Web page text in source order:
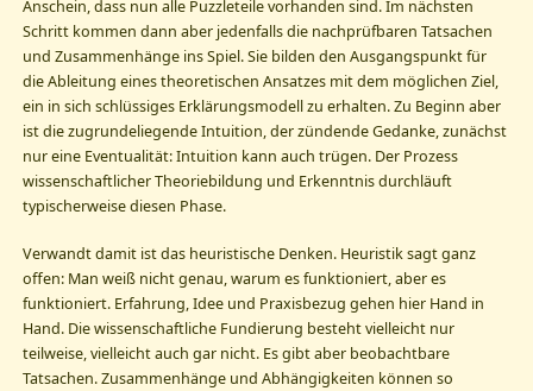
Anschein, dass nun alle Puzzleteile vorhanden sind. Im nächsten
Schritt kommen dann aber jedenfalls die nachprüfbaren Tatsachen
und Zusammenhänge ins Spiel. Sie bilden den Ausgangspunkt für
die Ableitung eines theoretischen Ansatzes mit dem möglichen Ziel,
ein in sich schlüssiges Erklärungsmodell zu erhalten. Zu Beginn aber
ist die zugrundeliegende Intuition, der zündende Gedanke, zunächst
nur eine Eventualität: Intuition kann auch trügen. Der Prozess
wissenschaftlicher Theoriebildung und Erkenntnis durchläuft
typischerweise diesen Phase.
Verwandt damit ist das heuristische Denken. Heuristik sagt ganz
offen: Man weiß nicht genau, warum es funktioniert, aber es
funktioniert. Erfahrung, Idee und Praxisbezug gehen hier Hand in
Hand. Die wissenschaftliche Fundierung besteht vielleicht nur
teilweise, vielleicht auch gar nicht. Es gibt aber beobachtbare
Tatsachen. Zusammenhänge und Abhängigkeiten können so